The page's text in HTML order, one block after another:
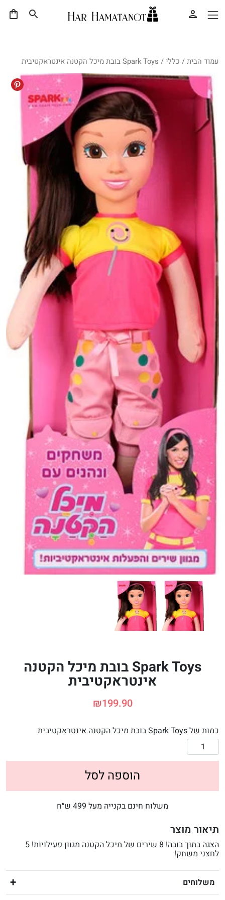
עמוד הבית/ כללי/ Spark Toys בובת מיכל הקטנה אינטראקטיבית
Spark Toys בובת מיכל הקטנה
אינטראקטיבית
₪199.90
כמות של Spark Toys בובת מיכל הקטנה אינטראקטיבית
הוספה לסל
משלוח חינם בקנייה מעל 499 ש״ח
תיאור מוצר
הצגה בתוך בובה! 8 שירים של מיכל הקטנה מגוון פעילויות! 5
לחצני משחק!
משלוחים